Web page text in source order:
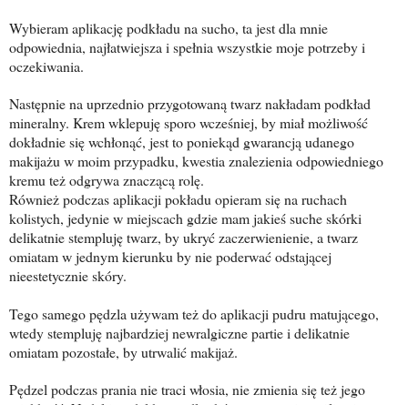
Wybieram aplikację podkładu na sucho, ta jest dla mnie
odpowiednia, najłatwiejsza i spełnia wszystkie moje potrzeby i
oczekiwania.
Następnie na uprzednio przygotowaną twarz nakładam podkład
mineralny. Krem wklepuję sporo wcześniej, by miał możliwość
dokładnie się wchłonąć, jest to poniekąd gwarancją udanego
makijażu w moim przypadku, kwestia znalezienia odpowiedniego
kremu też odgrywa znaczącą rolę.
Również podczas aplikacji pokładu opieram się na ruchach
kolistych, jedynie w miejscach gdzie mam jakieś suche skórki
delikatnie stempluję twarz, by ukryć zaczerwienienie, a twarz
omiatam w jednym kierunku by nie poderwać odstającej
nieestetycznie skóry.
Tego samego pędzla używam też do aplikacji pudru matującego,
wtedy stempluję najbardziej newralgiczne partie i delikatnie
omiatam pozostałe, by utrwalić makijaż.
Pędzel podczas prania nie traci włosia, nie zmienia się też jego